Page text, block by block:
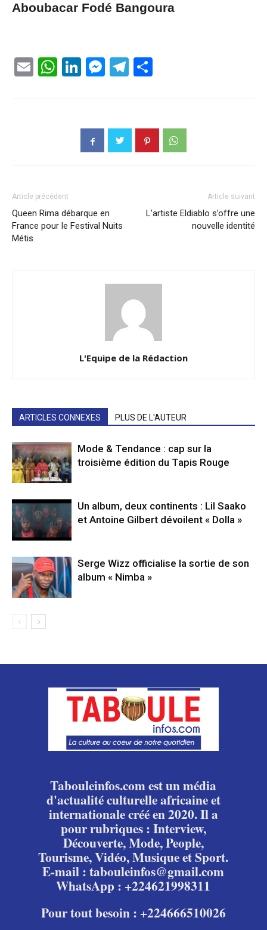
Aboubacar Fodé Bangoura
EmailWhatsApp
LinkedIn
Messenger
Telegram
Article précédent
Queen Rima débarque en
France pour le Festival Nuits
Métis
Article suivant
L’artiste Eldiablo s’offre une
nouvelle identité
L'Equipe de la Rédaction
ARTICLES CONNEXES PLUS DE L'AUTEUR
Mode & Tendance : cap sur la
troisième édition du Tapis Rouge
Un album, deux continents : Lil Saako
et Antoine Gilbert dévoilent « Dolla »
Serge Wizz officialise la sortie de son
album « Nimba »
Tabouleinfos.com est un média
d'actualité culturelle africaine et
internationale créé en 2020. Il a
pour rubriques : Interview,
Découverte, Mode, People,
Tourisme, Vidéo, Musique et Sport.
E-mail : tabouleinfos@gmail.com
WhatsApp : +224621998311
Pour tout besoin : +224666510026